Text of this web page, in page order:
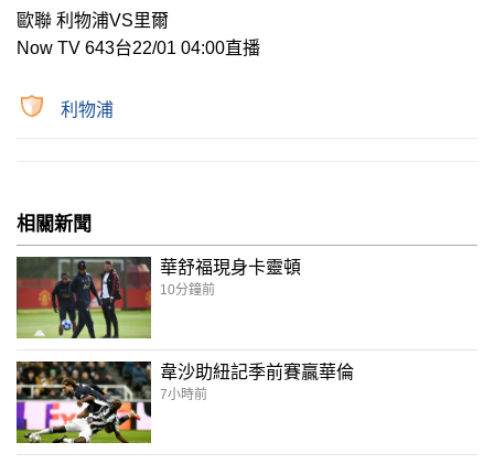
歐聯 利物浦VS里爾
Now TV 643台22/01 04:00直播
利物浦
相關新聞
華舒福現身卡靈頓
10分鐘前
韋沙助紐記季前賽贏華倫
7小時前